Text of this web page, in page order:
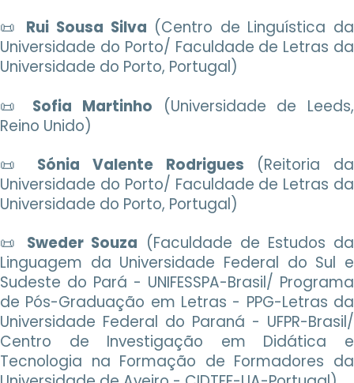
📜 Rui Sousa Silva (Centro de Linguística da
Universidade do Porto/ Faculdade de Letras da
Universidade do Porto, Portugal)
📜 Sofia Martinho (Universidade de Leeds,
Reino Unido)
📜 Sónia Valente Rodrigues (Reitoria da
Universidade do Porto/ Faculdade de Letras da
Universidade do Porto, Portugal)
📜 Sweder Souza (Faculdade de Estudos da
Linguagem da Universidade Federal do Sul e
Sudeste do Pará - UNIFESSPA-Brasil/ Programa
de Pós-Graduação em Letras - PPG-Letras da
Universidade Federal do Paraná - UFPR-Brasil/
Centro de Investigação em Didática e
Tecnologia na Formação de Formadores da